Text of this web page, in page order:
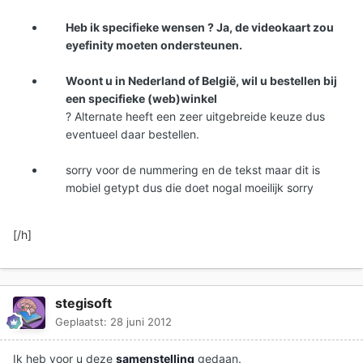
Heb ik specifieke wensen ? Ja, de videokaart zou
eyefinity moeten ondersteunen.
Woont u in Nederland of België, wil u bestellen bij
een specifieke (web)winkel
? Alternate heeft een zeer uitgebreide keuze dus
eventueel daar bestellen.
sorry voor de nummering en de tekst maar dit is
mobiel getypt dus die doet nogal moeilijk sorry
[/h]
stegisoft
Geplaatst: 28 juni 2012
Ik heb voor u deze samenstelling gedaan.